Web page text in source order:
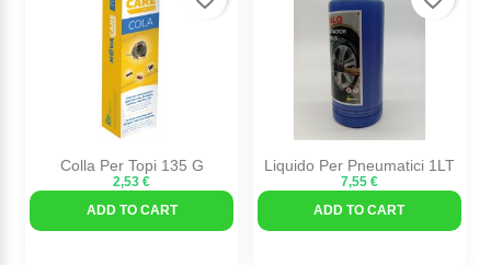
Colla Per Topi 135 G
2,53 €
ADD TO CART
Liquido Per Pneumatici 1LT
7,55 €
ADD TO CART